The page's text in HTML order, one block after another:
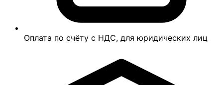
Оплата по счёту с НДС, для юридических лиц